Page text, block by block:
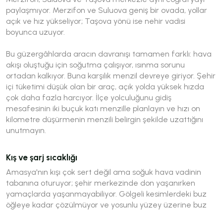
paylaşmıyor. Merzifon ve Suluova geniş bir ovada, yollar
açık ve hız yükseliyor; Taşova yönü ise nehir vadisi
boyunca uzuyor.
Bu güzergâhlarda aracın davranışı tamamen farklı: hava
akışı oluştuğu için soğutma çalışıyor, ısınma sorunu
ortadan kalkıyor. Buna karşılık menzil devreye giriyor. Şehir
içi tüketimi düşük olan bir araç, açık yolda yüksek hızda
çok daha fazla harcıyor. İlçe yolculuğunu gidiş
mesafesinin iki buçuk katı menzille planlayın ve hızı on
kilometre düşürmenin menzili belirgin şekilde uzattığını
unutmayın.
Kış ve şarj sıcaklığı
Amasya'nın kışı çok sert değil ama soğuk hava vadinin
tabanına oturuyor; şehir merkezinde don yaşanırken
yamaçlarda yaşanmayabiliyor. Gölgeli kesimlerdeki buz
öğleye kadar çözülmüyor ve yosunlu yüzey üzerine buz